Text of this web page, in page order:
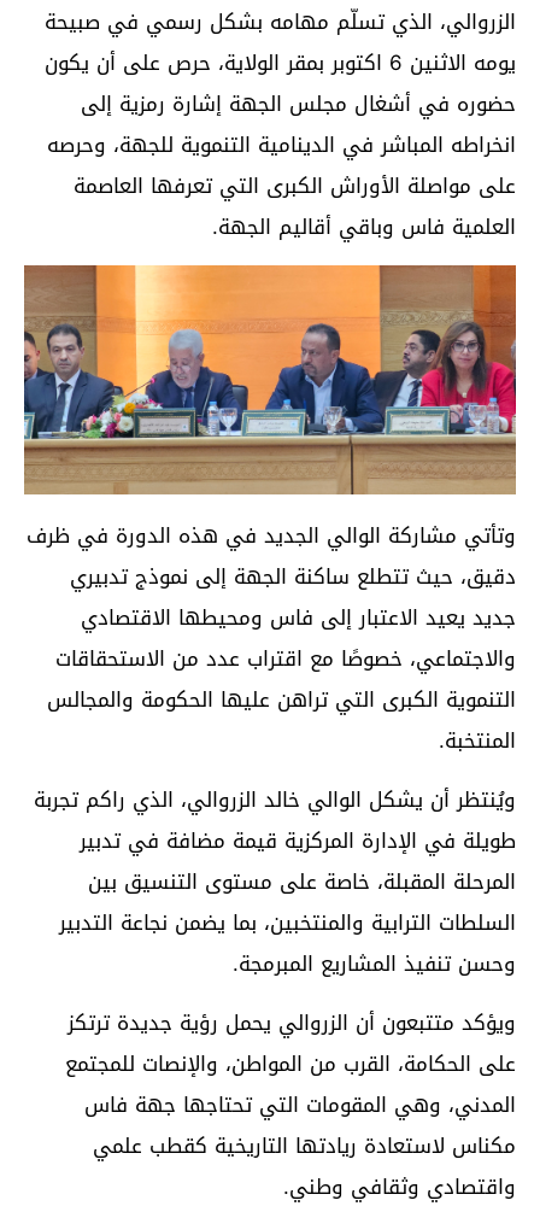
الزروالي، الذي تسلّم مهامه بشكل رسمي في صبيحة
يومه الاثنين 6 اكتوبر بمقر الولاية، حرص على أن يكون
حضوره في أشغال مجلس الجهة إشارة رمزية إلى
انخراطه المباشر في الدينامية التنموية للجهة، وحرصه
على مواصلة الأوراش الكبرى التي تعرفها العاصمة
العلمية فاس وباقي أقاليم الجهة.
وتأتي مشاركة الوالي الجديد في هذه الدورة في ظرف
دقيق، حيث تتطلع ساكنة الجهة إلى نموذج تدبيري
جديد يعيد الاعتبار إلى فاس ومحيطها الاقتصادي
والاجتماعي، خصوصًا مع اقتراب عدد من الاستحقاقات
التنموية الكبرى التي تراهن عليها الحكومة والمجالس
المنتخبة.
ويُنتظر أن يشكل الوالي خالد الزروالي، الذي راكم تجربة
طويلة في الإدارة المركزية قيمة مضافة في تدبير
المرحلة المقبلة، خاصة على مستوى التنسيق بين
السلطات الترابية والمنتخبين، بما يضمن نجاعة التدبير
وحسن تنفيذ المشاريع المبرمجة.
ويؤكد متتبعون أن الزروالي يحمل رؤية جديدة ترتكز
على الحكامة، القرب من المواطن، والإنصات للمجتمع
المدني، وهي المقومات التي تحتاجها جهة فاس
مكناس لاستعادة ريادتها التاريخية كقطب علمي
واقتصادي وثقافي وطني.